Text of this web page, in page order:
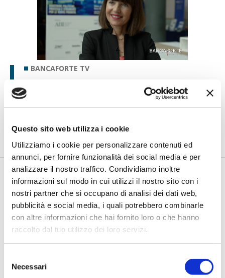
Questo sito web utilizza i cookie
Utilizziamo i cookie per personalizzare contenuti ed
annunci, per fornire funzionalità dei social media e per
analizzare il nostro traffico. Condividiamo inoltre
informazioni sul modo in cui utilizzi il nostro sito con i
nostri partner che si occupano di analisi dei dati web,
pubblicità e social media, i quali potrebbero combinarle
con altre informazioni che hai fornito loro o che hanno
raccolto dal tuo utilizzo dei loro servizi.
delNecessari
BANCAFORTE TV
Petrella (BPER Banca): “La GenAI
rafforza i controlli e valorizza il
lavoro degli analisti”
secondo livello più strutturati, standardizzati e capaci di le...